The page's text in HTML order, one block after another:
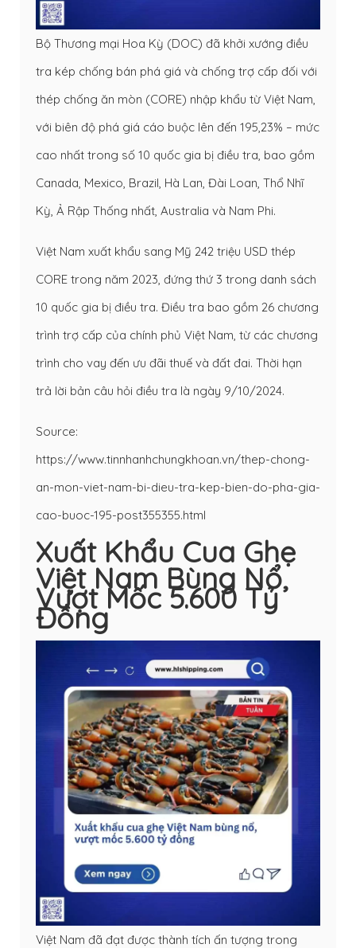
Bộ Thương mại Hoa Kỳ (DOC) đã khởi xướng điều
tra kép chống bán phá giá và chống trợ cấp đối với
thép chống ăn mòn (CORE) nhập khẩu từ Việt Nam,
với biên độ phá giá cáo buộc lên đến 195,23% – mức
cao nhất trong số 10 quốc gia bị điều tra, bao gồm
Canada, Mexico, Brazil, Hà Lan, Đài Loan, Thổ Nhĩ
Kỳ, Ả Rập Thống nhất, Australia và Nam Phi.
Việt Nam xuất khẩu sang Mỹ 242 triệu USD thép
CORE trong năm 2023, đứng thứ 3 trong danh sách
10 quốc gia bị điều tra. Điều tra bao gồm 26 chương
trình trợ cấp của chính phủ Việt Nam, từ các chương
trình cho vay đến ưu đãi thuế và đất đai. Thời hạn
trả lời bản câu hỏi điều tra là ngày 9/10/2024.
Source:
https://www.tinnhanhchungkhoan.vn/thep-chong-
an-mon-viet-nam-bi-dieu-tra-kep-bien-do-pha-gia-
cao-buoc-195-post355355.html
Xuất Khẩu Cua Ghẹ
Việt Nam Bùng Nổ,
Vượt Mốc 5.600 Tỷ
Đồng
Việt Nam đã đạt được thành tích ấn tượng trong